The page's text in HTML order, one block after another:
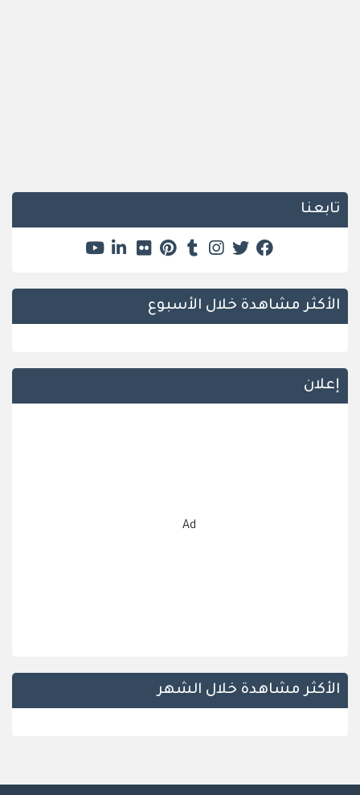
تابعنا
الأكثر مشاهدة خلال الأسبوع
إعلان
Ad
الأكثر مشاهدة خلال الشهر